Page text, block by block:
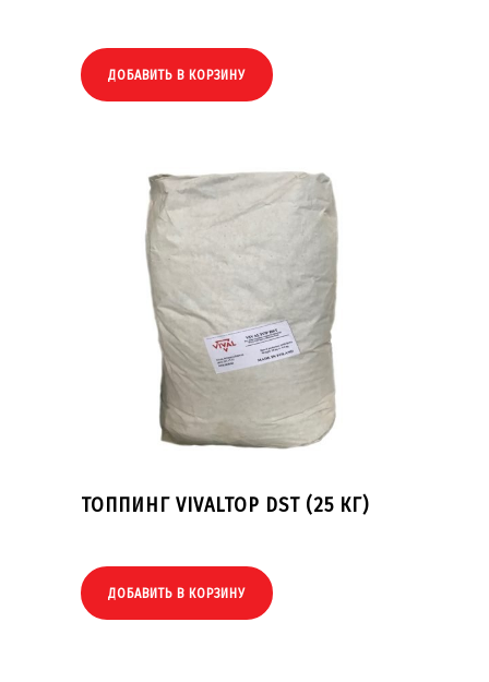
ДОБАВИТЬ В КОРЗИНУ
ТОППИНГ VIVALTOP DST (25 КГ)
ДОБАВИТЬ В КОРЗИНУ